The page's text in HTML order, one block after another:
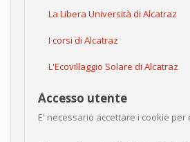
La Libera Università di Alcatraz
I corsi di Alcatraz
L'Ecovillaggio Solare di Alcatraz
Accesso utente
E' necessario accettare i cookie